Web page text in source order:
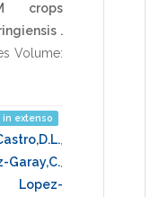
crops
.
Volume:
in extenso
,
Garay,C.,
Lopez-